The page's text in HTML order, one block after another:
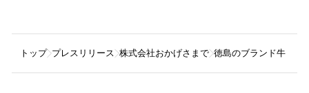
トップ プレスリリース 株式会社おかげさまで 徳島のブランド牛「阿